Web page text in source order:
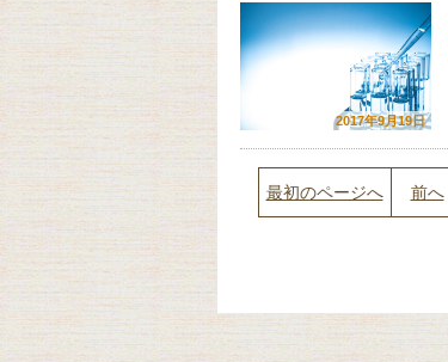
2017年9月19日
最初のページへ 前へ